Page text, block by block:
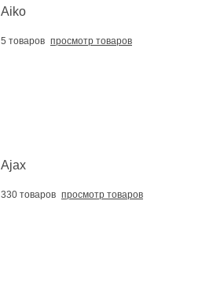
Aiko
5 товаров просмотр товаров
Ajax
330 товаров просмотр товаров